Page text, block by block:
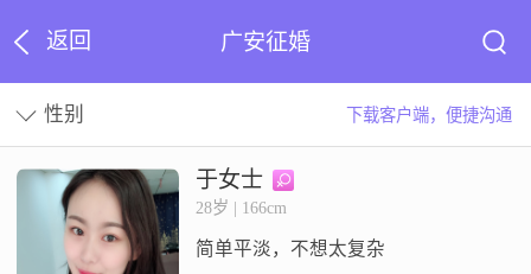
返回 广安征婚
性别 下载客户端，便捷沟通
于女士
28岁 | 166cm
简单平淡，不想太复杂